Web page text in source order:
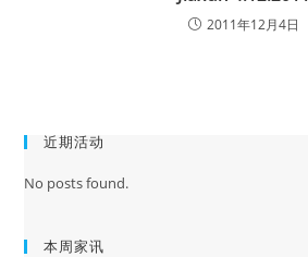
2011年12月4日
近期活动
No posts found.
本周家讯